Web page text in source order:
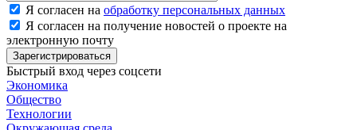
Я согласен на обработку персональных данных
Я согласен на получение новостей о проекте на
электронную почту
Зарегистрироваться
Быстрый вход через соцсети
Экономика
Общество
Технологии